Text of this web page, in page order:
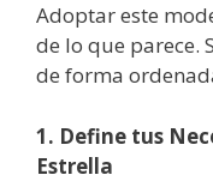
Adoptar este
de lo que parece.
de forma
1. Define tus
Estrella